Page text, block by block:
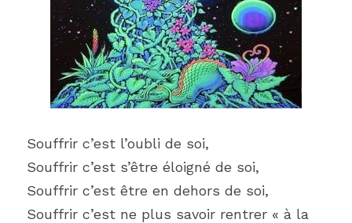
Souffrir c’est l’oubli de soi,
Souffrir c’est s’être éloigné de soi,
Souffrir c’est être en dehors de soi,
Souffrir c’est ne plus savoir rentrer « à la